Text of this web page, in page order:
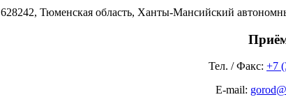
628242, Тюменская область, Ханты-Мансийский
Тел. / Факс: +7
E-mail: